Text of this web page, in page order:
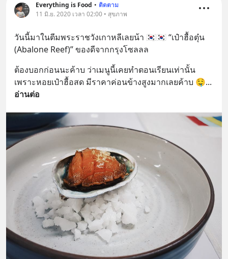
Everything is Food • ติดตาม
11 มิ.ย. 2020 เวลา 02:00 • สุขภาพ
วันนี้มาในตีมพระราชวังเกาหลีเลยน้า 🇰🇷🇰🇷 “เป๋าฮื้อตุ๋น
(Abalone Reef)” ของดีจากกรุงโซลลล
ต้องบอกก่อนนะค้าบ ว่าเมนูนี้เคยทำตอนเรียนเท่านั้น
เพราะหอยเป๋าฮื้อสด มีราคาค่อนข้างสูงมากเลยค้าบ 🤤
อ่านต่อ